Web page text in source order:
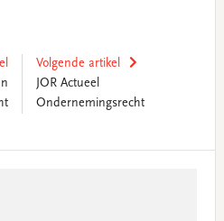
Volgende artikel
JOR Actueel
Ondernemingsrecht